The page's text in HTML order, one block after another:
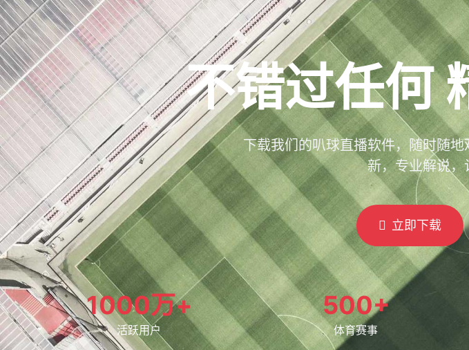
不错过任何
下载我们的叭球直播软件，随时随
新，专业解说，
立即下载
1000万+
活跃用户
500+
体育赛事